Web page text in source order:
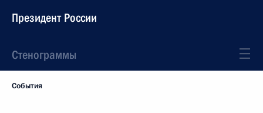
Президент России
Стенограммы
События